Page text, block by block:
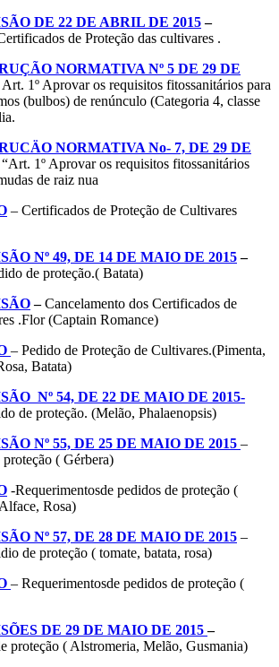
DE 22 DE ABRIL DE 2015–
de Proteção das cultivares .
NORMATIVA Nº 5 DE 29 DE
1º Aprovar os requisitos fitossanitários para
(bulbos) de renúnculo (Categoria 4, classe
NORMATIVA No- 7, DE 29 DE
“Art. 1º Aprovar os requisitos fitossanitários
de raiz nua
– Certificados de Proteção de Cultivares
Nº 49, DE 14 DE MAIO DE 2015–
de proteção.( Batata)
–Cancelamento dos Certificados de
.Flor (Captain Romance)
– Pedido de Proteção de Cultivares.(Pimenta,
Batata)
Nº 54, DE 22 DE MAIO DE 2015-
de proteção. (Melão, Phalaenopsis)
Nº 55, DE 25 DE MAIO DE 2015 –
( Gérbera)
-Requerimentosde pedidos de proteção (
Rosa)
Nº 57, DE 28 DE MAIO DE 2015 –
de proteção ( tomate, batata, rosa)
– Requerimentosde pedidos de proteção (
DE 29 DE MAIO DE 2015–
proteção ( Alstromeria, Melão, Gusmania)